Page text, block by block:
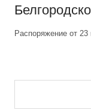
Распоряжение от